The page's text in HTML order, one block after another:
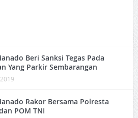
Beri Sanksi Tegas Pada
Yang Parkir Sembarangan
Rakor Bersama Polresta
POM TNI